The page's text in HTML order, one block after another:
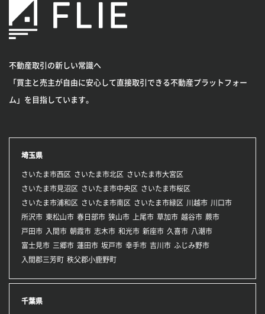
不動産取引の新しい常識へ
「買主と売主が自由に安心して直接取引できる不動産プラットフォー
ム」を目指しています。
埼玉県
さいたま市西区 さいたま市北区
さいたま市大宮区
さいたま市見沼区
さいたま市中央区
さいたま市桜区
さいたま市浦和区
さいたま市南区 さいたま市緑区 川越市 川口市
所沢市 東松山市 春日部市 狭山市 上尾市 草加市 越谷市 蕨市
戸田市 入間市 朝霞市 志木市 和光市 新座市 久喜市 八潮市
富士見市 三郷市 蓮田市 坂戸市 幸手市 吉川市 ふじみ野市
入間郡三芳町 秩父郡小鹿野町
千葉県